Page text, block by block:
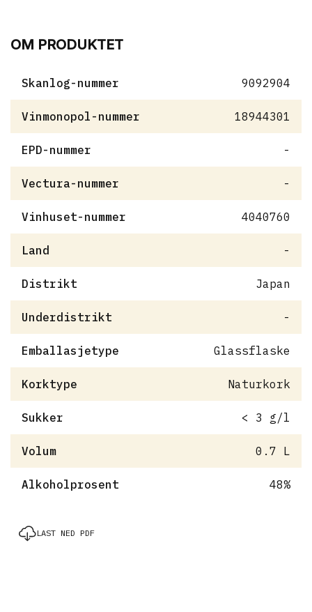
OM PRODUKTET
Skanlog-nummer 9092904
Vinmonopol-nummer 18944301
EPD-nummer -
Vectura-nummer -
Vinhuset-nummer 4040760
Land -
Distrikt Japan
Underdistrikt -
Emballasjetype Glassflaske
Korktype Naturkork
Sukker < 3 g/l
Volum 0.7 L
Alkoholprosent 48%
LAST NED PDF